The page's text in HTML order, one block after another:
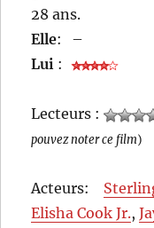
28 ans.
Elle:
–
Lui :
Lecteurs :
pouvez noter ce film)
Acteurs:
Elisha Cook Jr.,